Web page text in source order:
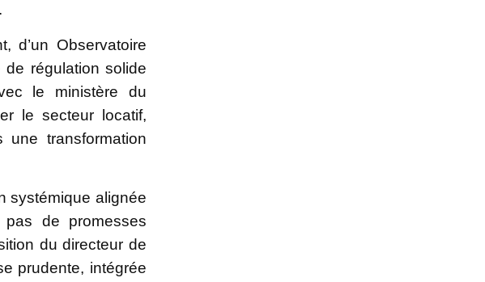
d’un Observatoire
régulation solide
le ministère du
le secteur locatif,
transformation
systémique alignée
de promesses
du directeur de
prudente, intégrée